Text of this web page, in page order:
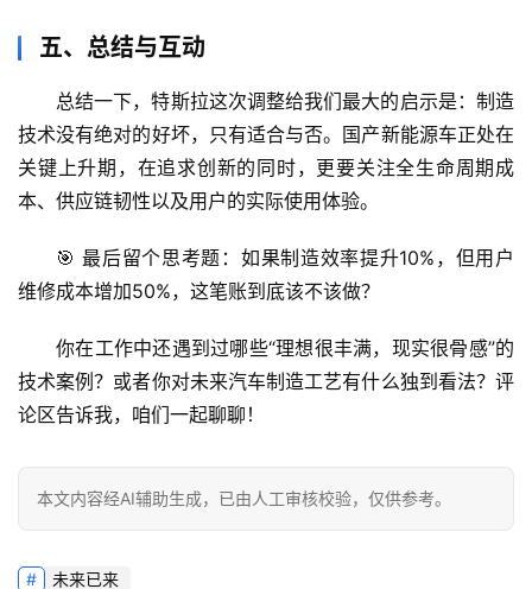
五、总结与互动
总结一下，特斯拉这次调整给我们最大的启示是： 制造
技术没有绝对的好坏，只有适合与否。国产新能源车正处在
关键上升期，在追求创新的同时，更要关注全生命周期成
本、供应链韧性以及用户的实际使用体验。
🎯 最后留个思考题： 如果制造效率提升10%，但用户
维修成本增加50%，这笔账到底该不该做？
你在工作中还遇到过哪些“理想很丰满，现实很骨感”的
技术案例？或者你对未来汽车制造工艺有什么独到看法？ 评
论区告诉我，咱们一起聊聊！
本文内容经AI辅助生成，已由人工审核校验，仅供参考。
未来已来